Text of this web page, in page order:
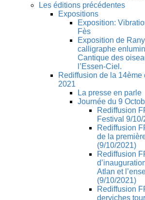
Les éditions précédentes
Expositions
Exposition:
Fès
Exposition de
calligraphe
Cantique des
l’Essen-Ciel.
Rediffusion de la
2021
La presse en parle
Journée du 9
Rediffusion
Festival 9/10/
Rediffusion
de la
(9/10/2021)
Rediffusion
Atlan et
(9/10/2021)
Rediffusion
derviches